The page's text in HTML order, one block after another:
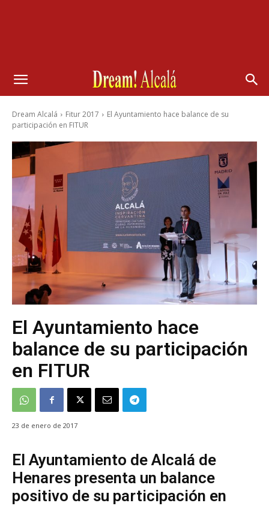
Dream Alcalá Fitur 2017
El Ayuntamiento hace balance de su
participación en FITUR
El Ayuntamiento hace
balance de su participación
en FITUR
23 de enero de 2017
El Ayuntamiento de Alcalá de
Henares presenta un balance
positivo de su participación en